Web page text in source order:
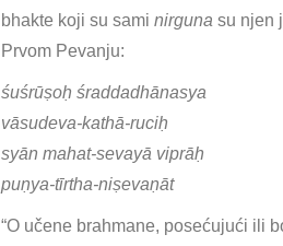
bhakte koji su sami nirguna su njen
Prvom Pevanju:
śuśrūṣoḥ śraddadhānasya
vāsudeva-kathā-ruciḥ
syān mahat-sevayā viprāḥ
puṇya-tīrtha-niṣevaṇāt
“O učene brahmane, posećujući ili